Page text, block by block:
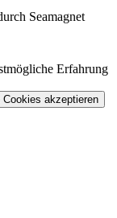
Seamagnet
Erfahrung
Cookies akzeptieren